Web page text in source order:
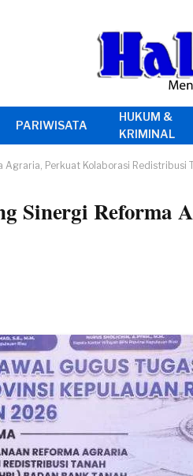
PARIWISATA
HUKUM &
KRIMINAL
Perkuat Kolaborasi Redistribusi
Sinergi Reforma